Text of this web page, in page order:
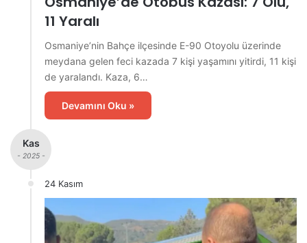
11 Yaralı
Osmaniye’nin Bahçe ilçesinde E-90 Otoyolu üzerinde
meydana gelen feci kazada 7 kişi yaşamını yitirdi, 11 kişi
de yaralandı. Kaza, 6…
Devamını Oku »
Kas
- 2025 -
24 Kasım